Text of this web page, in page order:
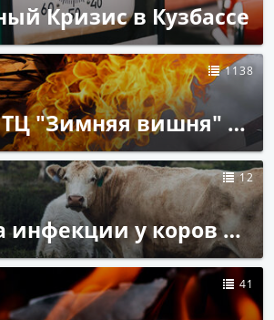
Кризис в Кузбассе
1138
#Пожар в ТЦ "Зимняя вишня" в Кемерове
12
#Вспышка инфекции у коров в Кузбассе
41